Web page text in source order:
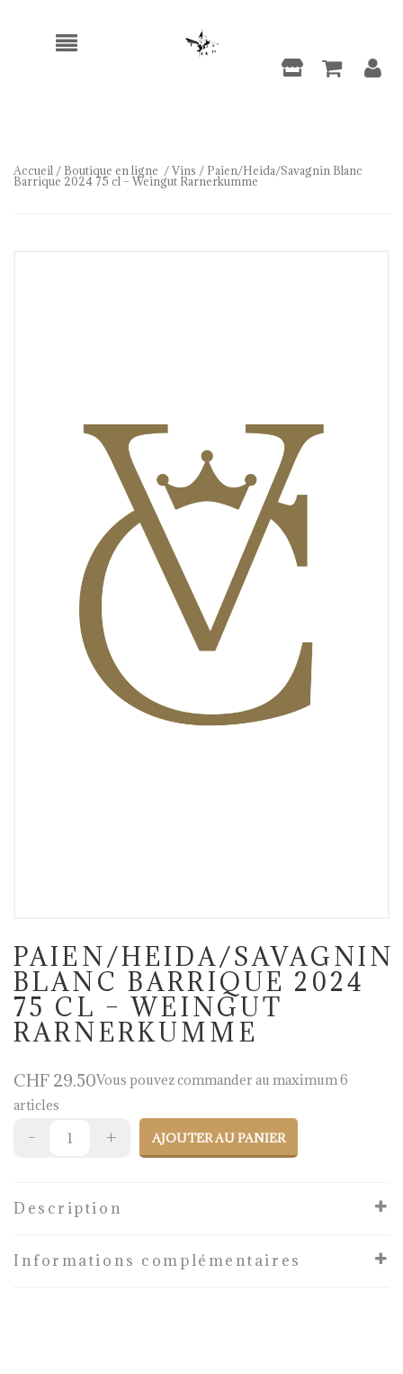
Accueil / Boutique en ligne /Vins / Paien/Heida/Savagnin Blanc
Barrique 2024 75 cl – Weingut Rarnerkumme
PAIEN/HEIDA/SAVAGNIN
BLANC BARRIQUE 2024
75 CL – WEINGUT
RARNERKUMME
CHF 29.50Vous pouvez commander au maximum 6
articles
AJOUTER AU PANIER
Description
Informations complémentaires